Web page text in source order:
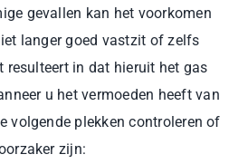
gevallen kan het voorkomen
langer goed vastzit of zelfs
resulteert in dat hieruit het gas
u het vermoeden heeft van
volgende plekken controleren of
zijn: